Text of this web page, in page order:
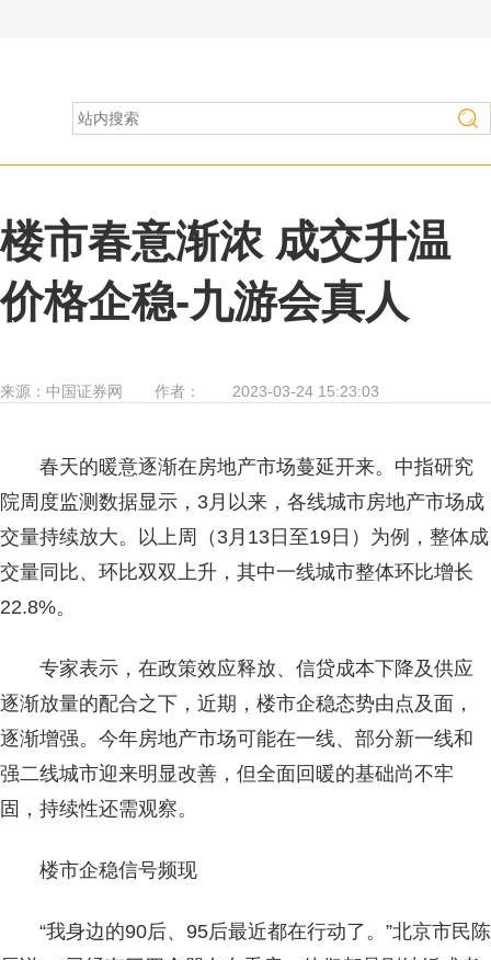
楼市春意渐浓 成交升温
价格企稳-九游会真人
来源： 中国证券网 作者： 2023-03-24 15:23:03
春天的暖意逐渐在房地产市场蔓延开来。中指研究
院周度监测数据显示，3月以来，各线城市房地产市场成
交量持续放大。以上周（3月13日至19日）为例，整体成
交量同比、环比双双上升，其中一线城市整体环比增长
22.8%。
专家表示，在政策效应释放、信贷成本下降及供应
逐渐放量的配合之下，近期，楼市企稳态势由点及面，
逐渐增强。今年房地产市场可能在一线、部分新一线和
强二线城市迎来明显改善，但全面回暖的基础尚不牢
固，持续性还需观察。
楼市企稳信号频现
“我身边的90后、95后最近都在行动了。”北京市民陈